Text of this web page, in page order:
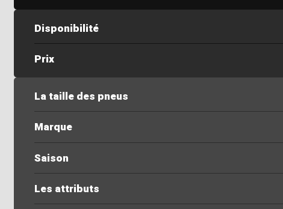
Disponibilité
Prix
La taille des pneus
Marque
Saison
Les attributs